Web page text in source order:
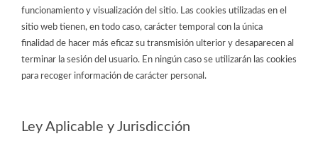
funcionamiento y visualización del sitio. Las cookies utilizadas en el
sitio web tienen, en todo caso, carácter temporal con la única
finalidad de hacer más eficaz su transmisión ulterior y desaparecen al
terminar la sesión del usuario. En ningún caso se utilizarán las cookies
para recoger información de carácter personal.
Ley Aplicable y Jurisdicción